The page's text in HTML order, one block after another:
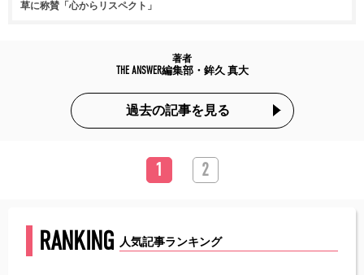
草に称賛「心からリスペクト」
著者
THE ANSWER編集部・鉾久 真大
過去の記事を見る
1 2
RANKING 人気記事ランキング